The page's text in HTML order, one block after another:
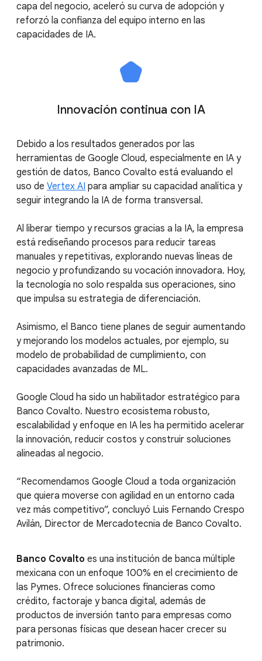
capa del negocio, aceleró su curva de adopción y
reforzó la confianza del equipo interno en las
capacidades de IA.
Innovación continua con IA
Debido a los resultados generados por las
herramientas de Google Cloud, especialmente en IA y
gestión de datos, Banco Covalto está evaluando el
uso de Vertex AI para ampliar su capacidad analítica y
seguir integrando la IA de forma transversal.
Al liberar tiempo y recursos gracias a la IA, la empresa
está rediseñando procesos para reducir tareas
manuales y repetitivas, explorando nuevas líneas de
negocio y profundizando su vocación innovadora. Hoy,
la tecnología no solo respalda sus operaciones, sino
que impulsa su estrategia de diferenciación.
Asimismo, el Banco tiene planes de seguir aumentando
y mejorando los modelos actuales, por ejemplo, su
modelo de probabilidad de cumplimiento, con
capacidades avanzadas de ML.
Google Cloud ha sido un habilitador estratégico para
Banco Covalto. Nuestro ecosistema robusto,
escalabilidad y enfoque en IA les ha permitido acelerar
la innovación, reducir costos y construir soluciones
alineadas al negocio.
“Recomendamos Google Cloud a toda organización
que quiera moverse con agilidad en un entorno cada
vez más competitivo”, concluyó Luis Fernando Crespo
Avilán, Director de Mercadotecnia de Banco Covalto.
Banco Covalto es una institución de banca múltiple
mexicana con un enfoque 100% en el crecimiento de
las Pymes. Ofrece soluciones financieras como
crédito, factoraje y banca digital, además de
productos de inversión tanto para empresas como
para personas físicas que desean hacer crecer su
patrimonio.